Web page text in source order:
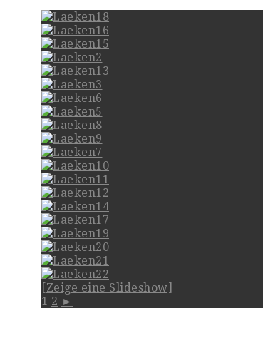
[Zeige eine Slideshow]
1 2 ►